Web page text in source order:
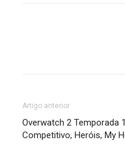
Artigo anterior
Overwatch 2 Temporada
Competitivo, Heróis, My